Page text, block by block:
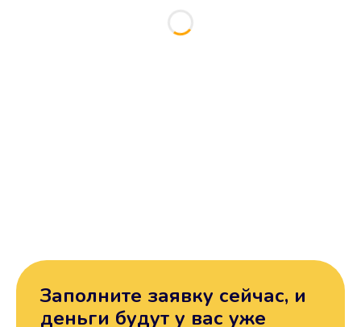
Заполните заявку сейчас, и
деньги будут у вас уже